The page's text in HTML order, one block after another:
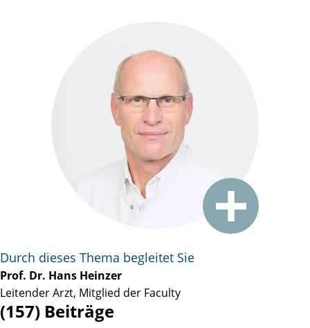
Durch dieses Thema begleitet Sie
Prof. Dr. Hans Heinzer
Leitender Arzt, Mitglied der Faculty
(157) Beiträge